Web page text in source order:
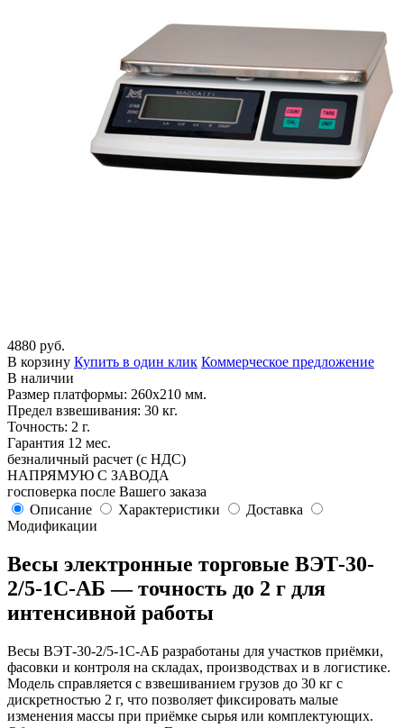
4880 руб.
В корзину Купить в один клик Коммерческое предложение
В наличии
Размер платформы: 260х210 мм.
Предел взвешивания: 30 кг.
Точность: 2 г.
Гарантия 12 мес.
безналичный расчет (с НДС)
НАПРЯМУЮ С ЗАВОДА
госповерка после Вашего заказа
Описание
Характеристики
Доставка
Модификации
Весы электронные торговые ВЭТ-30-
2/5-1С-АБ — точность до 2 г для
интенсивной работы
Весы ВЭТ-30-2/5-1С-АБ разработаны для участков приёмки,
фасовки и контроля на складах, производствах и в логистике.
Модель справляется с взвешиванием грузов до 30 кг с
дискретностью 2 г, что позволяет фиксировать малые
изменения массы при приёмке сырья или комплектующих.